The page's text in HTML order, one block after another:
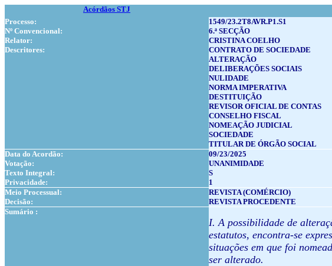
Acórdãos STJ
Processo:
1549/23.2T8AVR.P1.S1
Nº Convencional:
6.ª SECÇÃO
Relator:
CRISTINA COELHO
Descritores:
CONTRATO DE SOCIEDADE
ALTERAÇÃO
DELIBERAÇÕES SOCIAIS
NULIDADE
NORMA IMPERATIVA
DESTITUIÇÃO
REVISOR OFICIAL DE CONTAS
CONSELHO FISCAL
NOMEAÇÃO JUDICIAL
SOCIEDADE
TITULAR DE ÓRGÃO SOCIAL
Data do Acordão:
09/23/2025
Votação:
UNANIMIDADE
Texto Integral:
S
Privacidade:
1
Meio Processual:
REVISTA (COMÉRCIO)
Decisão:
REVISTA PROCEDENTE
Sumário :
I. A possibilidade de
estatutos, encontra-se
situações em que foi
ser alterado.